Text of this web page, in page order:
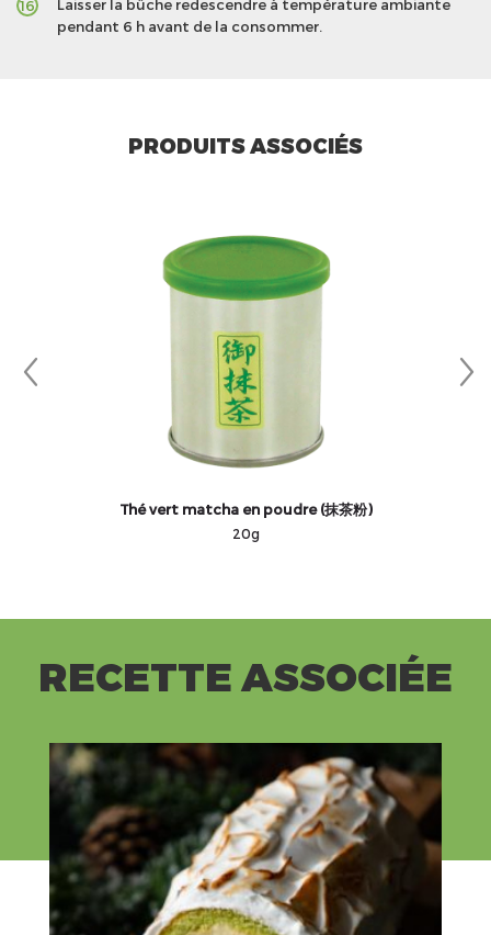
16
Laisser la bûche redescendre à température ambiante
pendant 6 h avant de la consommer.
PRODUITS ASSOCIÉS
Thé vert matcha en poudre (抹茶粉)
20g
RECETTE ASSOCIÉE